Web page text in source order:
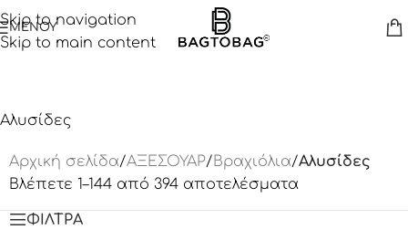
Skip to navigation
Skip to main content
ΜΕΝΟΥ
Αλυσίδες
Αρχική σελίδα/ΑΞΕΣΟΥΑΡ/Βραχιόλια/Αλυσίδες
Βλέπετε 1–144 από 394 αποτελέσματα
ΦΙΛΤΡΑ